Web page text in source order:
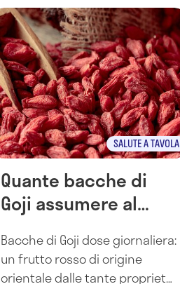
SALUTE A TAVOLA
Quante bacche di
Goji assumere al
Bacche di Goji dose giornaliera:
un frutto rosso di origine
orientale dalle tante proprietà